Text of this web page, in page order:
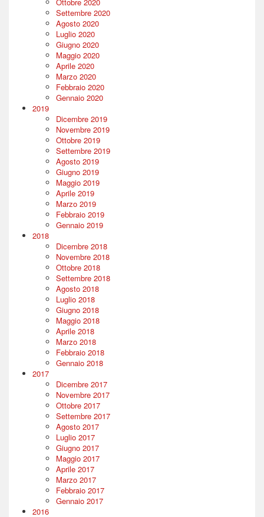
Settembre 2020
Agosto 2020
Luglio 2020
Giugno 2020
Maggio 2020
Aprile 2020
Marzo 2020
Febbraio 2020
Gennaio 2020
2019
Dicembre 2019
Novembre 2019
Ottobre 2019
Settembre 2019
Agosto 2019
Giugno 2019
Maggio 2019
Aprile 2019
Marzo 2019
Febbraio 2019
Gennaio 2019
2018
Dicembre 2018
Novembre 2018
Ottobre 2018
Settembre 2018
Agosto 2018
Luglio 2018
Giugno 2018
Maggio 2018
Aprile 2018
Marzo 2018
Febbraio 2018
Gennaio 2018
2017
Dicembre 2017
Novembre 2017
Ottobre 2017
Settembre 2017
Agosto 2017
Luglio 2017
Giugno 2017
Maggio 2017
Aprile 2017
Marzo 2017
Febbraio 2017
Gennaio 2017
2016